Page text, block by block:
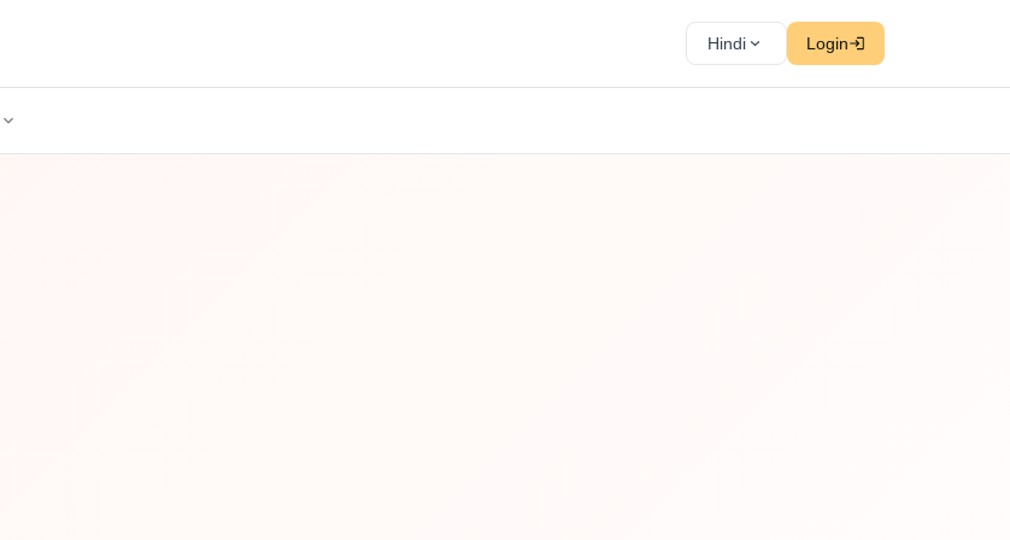
Hindi Login